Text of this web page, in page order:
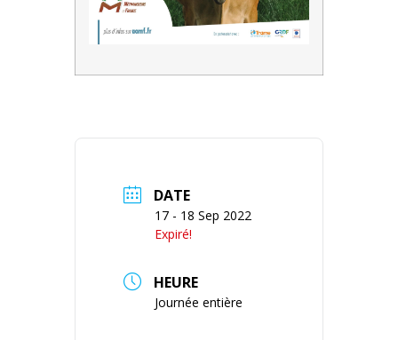
DATE
17 - 18 Sep 2022
Expiré!
HEURE
Journée entière